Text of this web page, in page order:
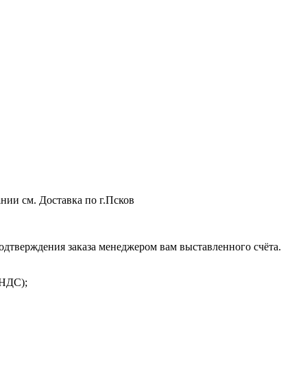
см. Доставка по г.Псков
заказа менеджером вам выставленного счёта.
НДС);